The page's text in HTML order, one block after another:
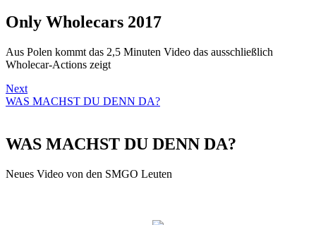
Only Wholecars 2017
Aus Polen kommt das 2,5 Minuten Video das ausschließlich
Wholecar-Actions zeigt
Next
WAS MACHST DU DENN DA?
WAS MACHST DU DENN DA?
Neues Video von den SMGO Leuten